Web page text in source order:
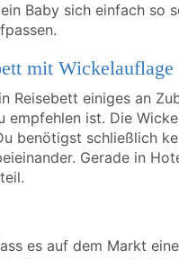
Baby sich einfach so
mit Wickelauflage
Reisebett einiges an
empfehlen ist. Die
benötigst schließlich
Gerade in
es auf dem Markt